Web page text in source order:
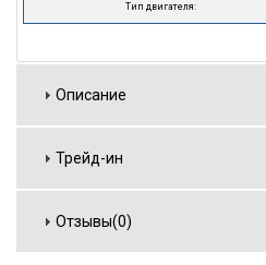
Тип двигателя:
Описание
Трейд-ин
Отзывы(0)